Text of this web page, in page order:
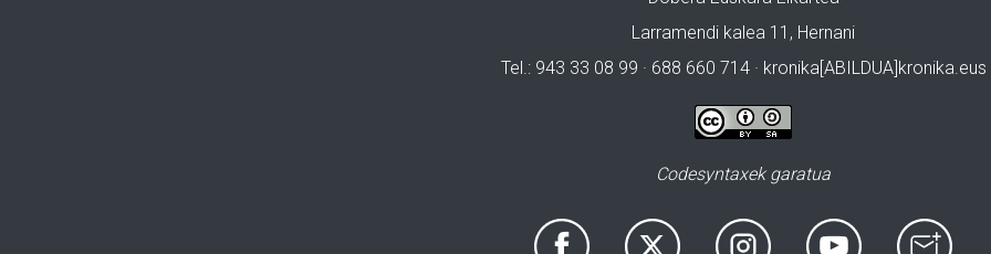
Larramendi kalea 11, Hernani
Tel.: 943 33 08 99 · 688 660 714 · kronika[ABILDUA]kronika.eus
Codesyntaxek garatua